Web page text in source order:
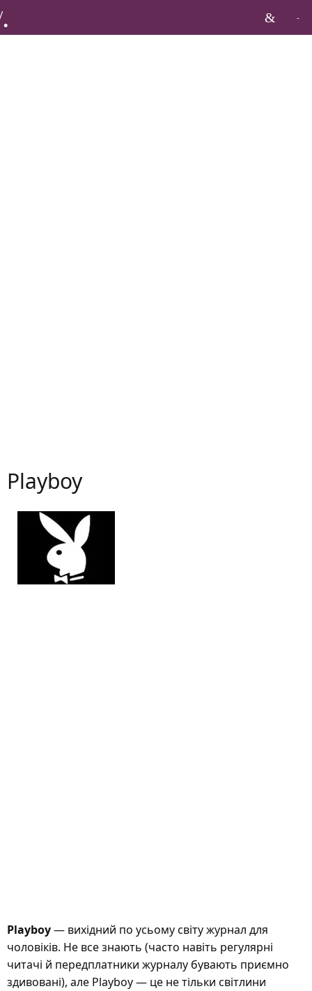
Playboy
Playboy— вихідний по усьому світу журнал для
чоловіків. Не все знають (часто навіть регулярні
читачі й передплатники журналу бувають приємно
здивовані), але Playboy — це не тільки світлини